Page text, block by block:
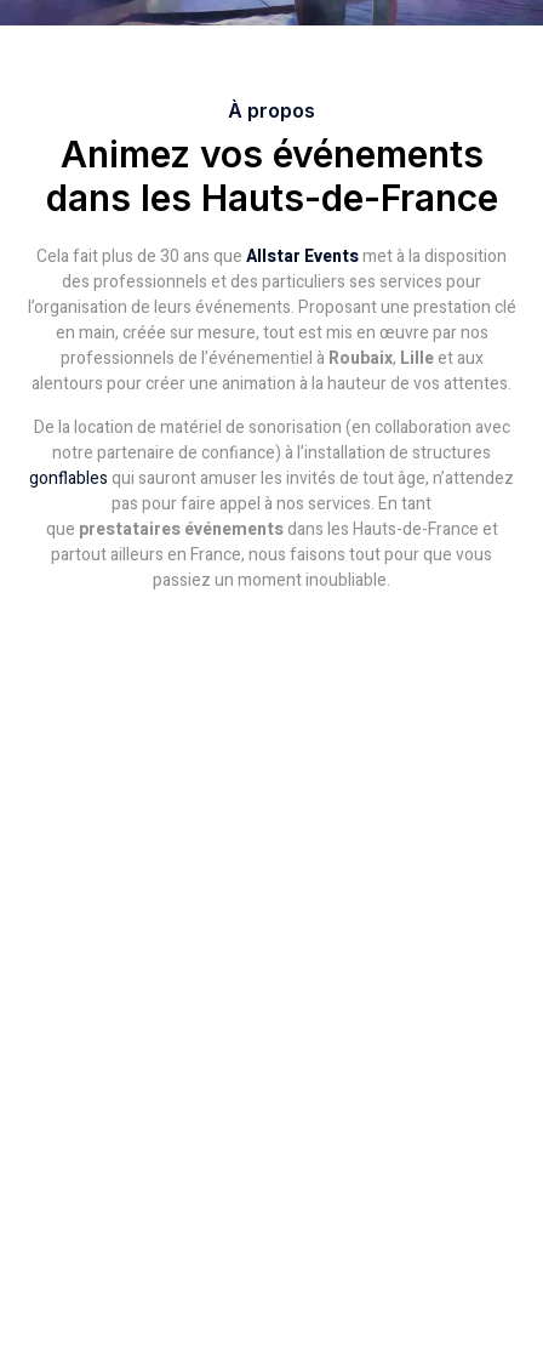
À propos
Animez vos événements
dans les Hauts-de-France
Cela fait plus de 30 ans queAllstar Eventsmet à la disposition
des professionnels et des particuliers ses services pour
l’organisation de leurs événements. Proposant une prestation clé
en main, créée sur mesure, tout est mis en œuvre par nos
professionnels de l’événementiel à Roubaix, Lilleet aux
alentours pour créer une animation à la hauteur de vos attentes.
De la location de matériel de sonorisation (en collaboration avec
notre partenaire de confiance) à l’installation de structures
gonflables qui sauront amuser les invités de tout âge, n’attendez
pas pour faire appel à nos services. En tant
que prestatairesévénementsdans les Hauts-de-France et
partout ailleurs en France, nous faisons tout pour que vous
passiez un moment inoubliable.